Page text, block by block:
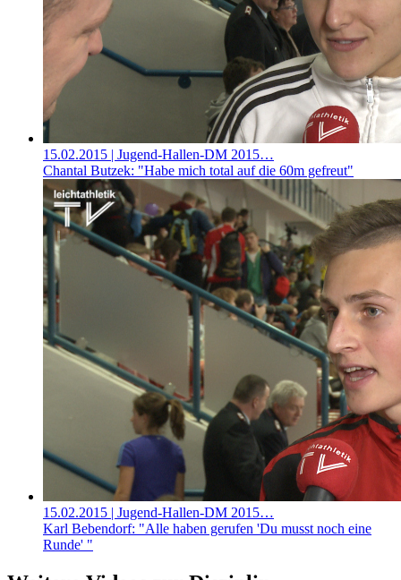
15.02.2015 | Jugend-Hallen-DM 2015…
Chantal Butzek: "Habe mich total auf die 60m gefreut"
15.02.2015 | Jugend-Hallen-DM 2015…
Karl Bebendorf: "Alle haben gerufen 'Du musst noch eine
Runde' "